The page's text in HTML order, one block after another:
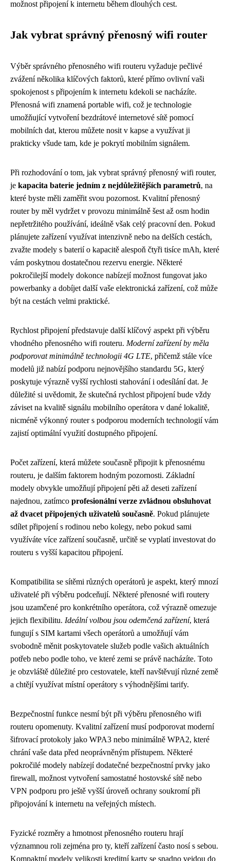
možnost připojení k internetu během dlouhých cest.
Jak vybrat správný přenosný wifi router
Výběr správného přenosného wifi routeru vyžaduje pečlivé
zvážení několika klíčových faktorů, které přímo ovlivní vaši
spokojenost s připojením k internetu kdekoli se nacházíte.
Přenosná wifi znamená portable wifi, což je technologie
umožňující vytvoření bezdrátové internetové sítě pomocí
mobilních dat, kterou můžete nosit v kapse a využívat ji
prakticky všude tam, kde je pokrytí mobilním signálem.
Při rozhodování o tom, jak vybrat správný přenosný wifi router,
je kapacita baterie jedním z nejdůležitějších parametrů, na
které byste měli zaměřit svou pozornost. Kvalitní přenosný
router by měl vydržet v provozu minimálně šest až osm hodin
nepřetržitého používání, ideálně však celý pracovní den. Pokud
plánujete zařízení využívat intenzivně nebo na delších cestách,
zvažte modely s baterií o kapacitě alespoň čtyři tisíce mAh, které
vám poskytnou dostatečnou rezervu energie. Některé
pokročilejší modely dokonce nabízejí možnost fungovat jako
powerbanky a dobíjet další vaše elektronická zařízení, což může
být na cestách velmi praktické.
Rychlost připojení představuje další klíčový aspekt při výběru
vhodného přenosného wifi routeru. Moderní zařízení by měla
podporovat minimálně technologii 4G LTE, přičemž stále více
modelů již nabízí podporu nejnovějšího standardu 5G, který
poskytuje výrazně vyšší rychlosti stahování i odesílání dat. Je
důležité si uvědomit, že skutečná rychlost připojení bude vždy
záviset na kvalitě signálu mobilního operátora v dané lokalitě,
nicméně výkonný router s podporou moderních technologií vám
zajistí optimální využití dostupného připojení.
Počet zařízení, která můžete současně připojit k přenosnému
routeru, je dalším faktorem hodným pozornosti. Základní
modely obvykle umožňují připojení pěti až deseti zařízení
najednou, zatímco profesionální verze zvládnou obsluhovat
až dvacet připojených uživatelů současně. Pokud plánujete
sdílet připojení s rodinou nebo kolegy, nebo pokud sami
využíváte více zařízení současně, určitě se vyplatí investovat do
routeru s vyšší kapacitou připojení.
Kompatibilita se sítěmi různých operátorů je aspekt, který mnozí
uživatelé při výběru podceňují. Některé přenosné wifi routery
jsou uzamčené pro konkrétního operátora, což výrazně omezuje
jejich flexibilitu. Ideální volbou jsou odemčená zařízení, která
fungují s SIM kartami všech operátorů a umožňují vám
svobodně měnit poskytovatele služeb podle vašich aktuálních
potřeb nebo podle toho, ve které zemi se právě nacházíte. Toto
je obzvláště důležité pro cestovatele, kteří navštěvují různé země
a chtějí využívat místní operátory s výhodnějšími tarify.
Bezpečnostní funkce nesmí být při výběru přenosného wifi
routeru opomenuty. Kvalitní zařízení musí podporovat moderní
šifrovací protokoly jako WPA3 nebo minimálně WPA2, které
chrání vaše data před neoprávněným přístupem. Některé
pokročilé modely nabízejí dodatečné bezpečnostní prvky jako
firewall, možnost vytvoření samostatné hostovské sítě nebo
VPN podporu pro ještě vyšší úroveň ochrany soukromí při
připojování k internetu na veřejných místech.
Fyzické rozměry a hmotnost přenosného routeru hrají
významnou roli zejména pro ty, kteří zařízení často nosí s sebou.
Kompaktní modely velikosti kreditní karty se snadno vejdou do